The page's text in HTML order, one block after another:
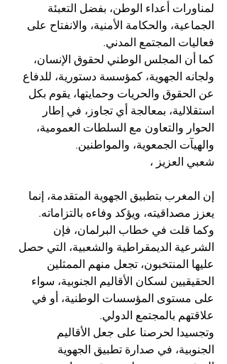
لمناورات أعداء الوطن، بفضل التعبئة
الجماعية، والحكامة الأمنية، والانفتاح على
فعاليات المجتمع المدني.
كما أن المجلس الوطني لحقوق الإنسان،
ولجانه الجهوية، كمؤسسة دستورية، للدفاع
عن الحقوق والحريات وحمايتها، يقوم بكل
استقلالية، بمعالجة أي تجاوز، في إطار
الحوار والتعاون مع السلطات العمومية،
والهيآت الجمعوية، والمواطنين.
شعبي العزيز ،
إن المغرب بتطبيق الجهوية المتقدمة، إنما
يعزز مصداقيته، ويؤكد وفاءه بالتزاماته.
وكما قلت في خطاب البرلمان، فإن
الشرعية الديمقراطية والشعبية، التي حصل
عليها المنتخبون، تجعل منهم الممثلين
الحقيقيين لسكان الأقاليم الجنوبية، سواء
على مستوى المؤسسات الوطنية، أو في
علاقتهم بالمجتمع الدولي.
وتجسيدا لحرصنا على جعل الأقاليم
الجنوبية، في صدارة تطبيق الجهوية